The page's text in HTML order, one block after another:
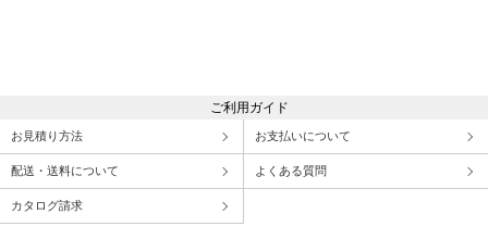
ご利用ガイド
お見積り方法 お支払いについて
配送・送料について よくある質問
カタログ請求